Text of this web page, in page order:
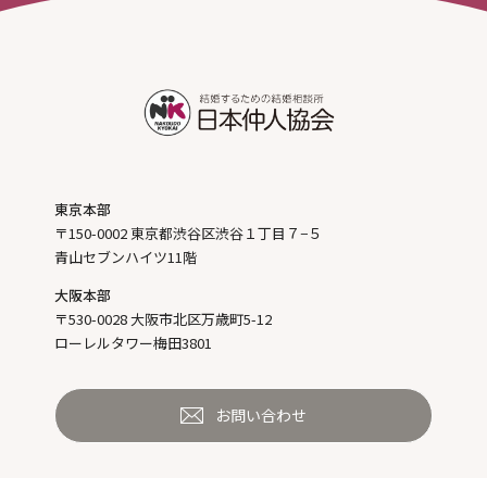
東京本部
〒150-0002 東京都渋谷区渋谷１丁目７−５
青山セブンハイツ11階
大阪本部
〒530-0028 大阪市北区万歳町5-12
ローレルタワー梅田3801
お問い合わせ